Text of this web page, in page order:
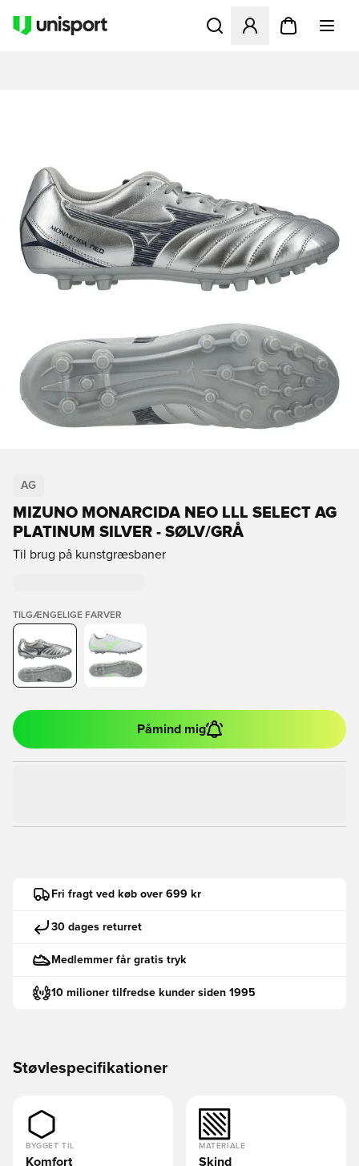
Åbner en Modal til at
AG
MIZUNO MONARCIDA NEO LLL SELECT AG
PLATINUM SILVER - SØLV/GRÅ
Til brug på kunstgræsbaner
TILGÆNGELIGE FARVER
Påmind mig
Fri fragt ved køb over 699 kr
30 dages returret
Medlemmer får gratis tryk
10 milioner tilfredse kunder siden 1995
Støvlespecifikationer
BYGGET TIL
Komfort
MATERIALE
Skind